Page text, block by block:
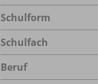
Schulform
Schulfach
Beruf